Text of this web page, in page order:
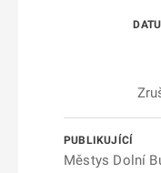
Městys Dolní